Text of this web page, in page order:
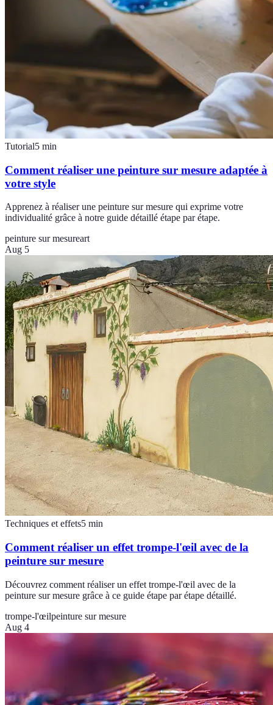
Tutorial5 min
Comment réaliser une peinture sur mesure adaptée à
votre style
Apprenez à réaliser une peinture sur mesure qui exprime votre
individualité grâce à notre guide détaillé étape par étape.
peinture sur mesureart
Aug 5
Techniques et effets5 min
Comment réaliser un effet trompe-l'œil avec de la
peinture sur mesure
Découvrez comment réaliser un effet trompe-l'œil avec de la
peinture sur mesure grâce à ce guide étape par étape détaillé.
trompe-l'œilpeinture sur mesure
Aug 4